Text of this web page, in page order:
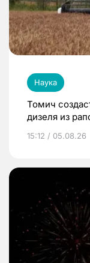
Наука
Томич
дизеля из
15:12 / 05.08.26